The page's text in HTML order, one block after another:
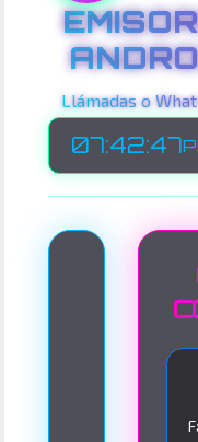
Llámadas o
07:42:49